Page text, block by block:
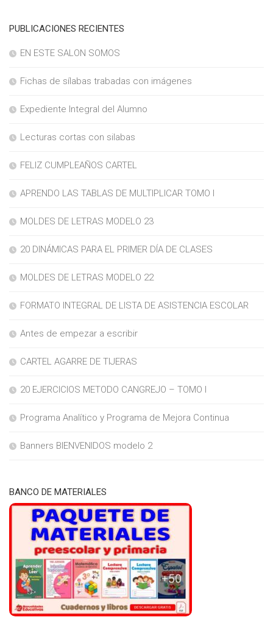
PUBLICACIONES RECIENTES
EN ESTE SALON SOMOS
Fichas de sílabas trabadas con imágenes
Expediente Integral del Alumno
Lecturas cortas con silabas
FELIZ CUMPLEAÑOS CARTEL
APRENDO LAS TABLAS DE MULTIPLICAR TOMO I
MOLDES DE LETRAS MODELO 23
20 DINÁMICAS PARA EL PRIMER DÍA DE CLASES
MOLDES DE LETRAS MODELO 22
FORMATO INTEGRAL DE LISTA DE ASISTENCIA ESCOLAR
Antes de empezar a escribir
CARTEL AGARRE DE TIJERAS
20 EJERCICIOS METODO CANGREJO – TOMO I
Programa Analítico y Programa de Mejora Continua
Banners BIENVENIDOS modelo 2
BANCO DE MATERIALES